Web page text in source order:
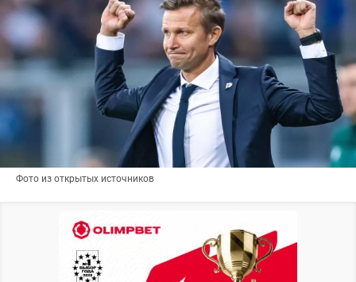
Фото из открытых источников